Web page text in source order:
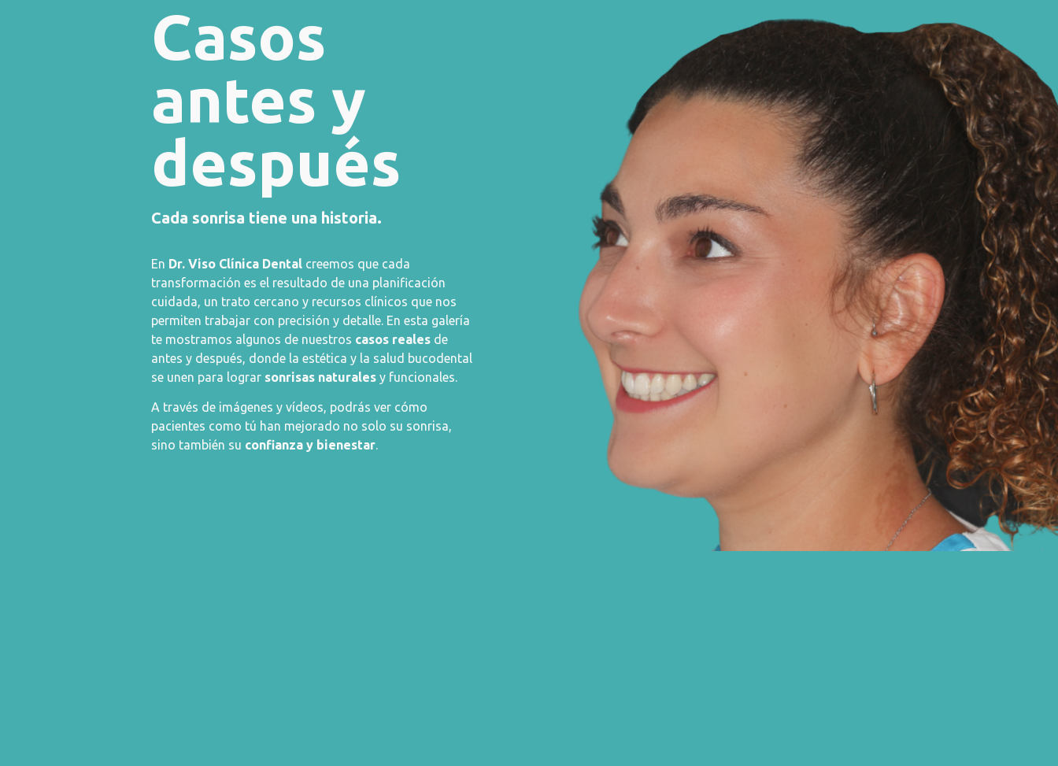
Casos
antes y
después
Cada sonrisa tiene una historia.
En Dr. Viso Clínica Dental creemos que cada
transformación es el resultado de una planificación
cuidada, un trato cercano y recursos clínicos que nos
permiten trabajar con precisión y detalle. En esta galería
te mostramos algunos de nuestros casos reales de
antes y después, donde la estética y la salud bucodental
se unen para lograr sonrisas naturales y funcionales.
A través de imágenes y vídeos, podrás ver cómo
pacientes como tú han mejorado no solo su sonrisa,
sino también su confianza y bienestar.